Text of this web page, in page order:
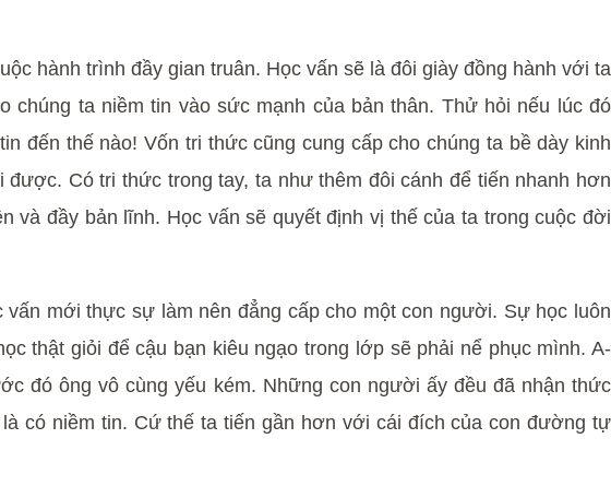
hành trình đầy gian truân. Học vấn sẽ là đôi giày đồng hành với ta
ta niềm tin vào sức mạnh của bản thân. Thử hỏi nếu lúc đó
đến thế nào! Vốn tri thức cũng cung cấp cho chúng ta bề dày kinh
Có tri thức trong tay, ta như thêm đôi cánh để tiến nhanh hơn
đầy bản lĩnh. Học vấn sẽ quyết định vị thế của ta trong cuộc đời
mới thực sự làm nên đẳng cấp cho một con người. Sự học luôn
thật giỏi để cậu bạn kiêu ngạo trong lớp sẽ phải nể phục mình. A-
đó ông vô cùng yếu kém. Những con người ấy đều đã nhận thức
có niềm tin. Cứ thế ta tiến gần hơn với cái đích của con đường tự